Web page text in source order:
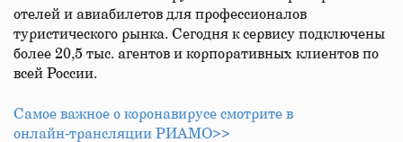
отелей и авиабилетов для профессионалов
туристического рынка. Сегодня к сервису подключены
более 20,5 тыс. агентов и корпоративных клиентов по
всей России.
Самое важное о коронавирусе смотрите в
онлайн‑трансляции РИАМО>>